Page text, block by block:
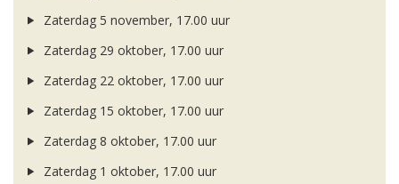
Zaterdag 5 november, 17.00 uur
Zaterdag 29 oktober, 17.00 uur
Zaterdag 22 oktober, 17.00 uur
Zaterdag 15 oktober, 17.00 uur
Zaterdag 8 oktober, 17.00 uur
Zaterdag 1 oktober, 17.00 uur